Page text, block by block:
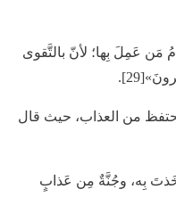
مَن عَمِلَ بِها؛ لأنّ بالتَّقوى
من العذاب، حيث قال
بِه، وجُنَّةٌ مِن عَذابٍ